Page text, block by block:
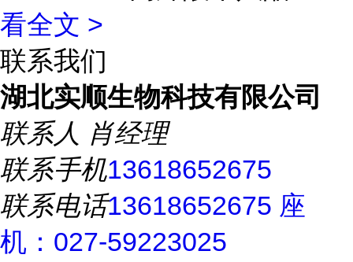
看全文 >
联系我们
湖北实顺生物科技有限公司
联系人 肖经理
联系手机13618652675
联系电话13618652675 座
机：027-59223025